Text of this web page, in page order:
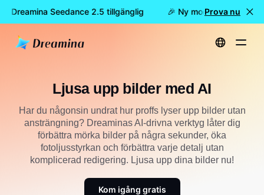
Dreamina Seedance 2.5 tillgänglig 🎉 Ny modell är här: nu
Prova nu
Hem Ljusa upp bilder med AI
Ljusa upp bilder med AI
Har du någonsin undrat hur proffs lyser upp bilder utan
ansträngning? Dreaminas AI-drivna verktyg låter dig
förbättra mörka bilder på några sekunder, öka
fotoljusstyrkan och förbättra varje detalj utan
komplicerad redigering. Ljusa upp dina bilder nu!
Kom igång gratis